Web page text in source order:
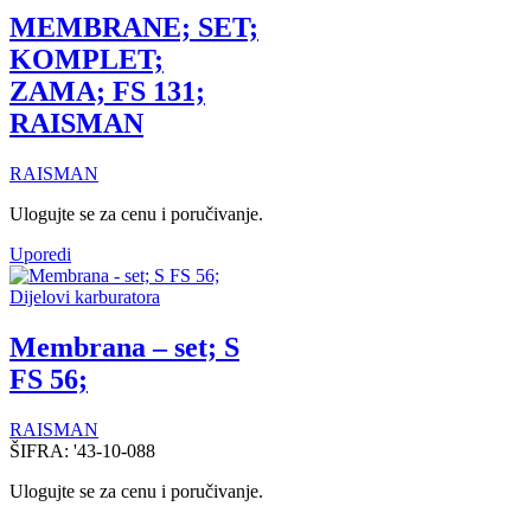
MEMBRANE; SET;
KOMPLET;
ZAMA; FS 131;
RAISMAN
RAISMAN
Ulogujte se za cenu i poručivanje.
Uporedi
Dijelovi karburatora
Membrana – set; S
FS 56;
RAISMAN
ŠIFRA: '43-10-088
Ulogujte se za cenu i poručivanje.